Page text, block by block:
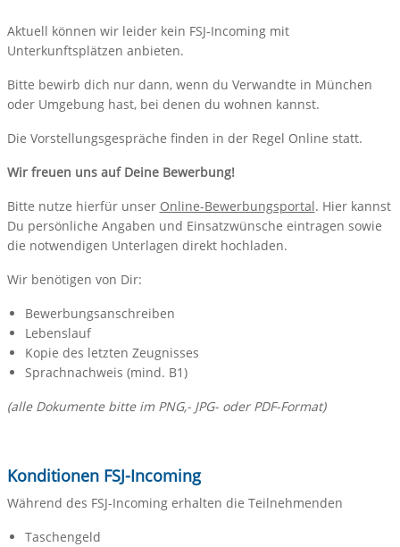
Aktuell können wir leider kein FSJ-Incoming mit
Unterkunftsplätzen anbieten.
Bitte bewirb dich nur dann, wenn du Verwandte in München
oder Umgebung hast, bei denen du wohnen kannst.
Die Vorstellungsgespräche finden in der Regel Online statt.
Wir freuen uns auf Deine Bewerbung!
Bitte nutze hierfür unser Online-Bewerbungsportal. Hier kannst
Du persönliche Angaben und Einsatzwünsche eintragen sowie
die notwendigen Unterlagen direkt hochladen.
Wir benötigen von Dir:
Bewerbungsanschreiben
Lebenslauf
Kopie des letzten Zeugnisses
Sprachnachweis (mind. B1)
(alle Dokumente bitte im PNG,- JPG- oder PDF-Format)
Konditionen FSJ-Incoming
Während des FSJ-Incoming erhalten die Teilnehmenden
Taschengeld